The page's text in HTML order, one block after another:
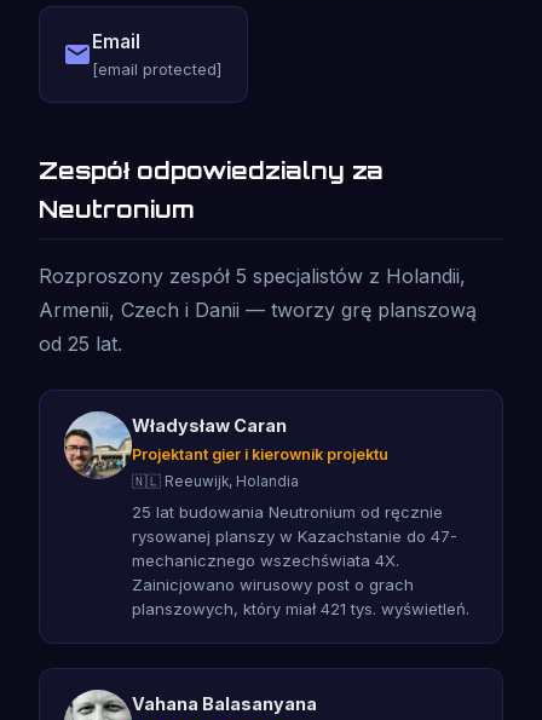
Email
[email protected]
Zespół odpowiedzialny za
Neutronium
Rozproszony zespół 5 specjalistów z Holandii,
Armenii, Czech i Danii — tworzy grę planszową
od 25 lat.
Władysław Caran
Projektant gier i kierownik projektu
🇳🇱 Reeuwijk, Holandia
25 lat budowania Neutronium od ręcznie
rysowanej planszy w Kazachstanie do 47-
mechanicznego wszechświata 4X.
Zainicjowano wirusowy post o grach
planszowych, który miał 421 tys. wyświetleń.
Vahana Balasanyana